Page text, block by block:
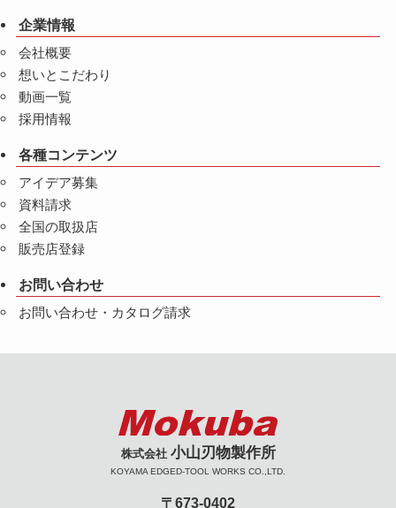
企業情報
会社概要
想いとこだわり
動画一覧
採用情報
各種コンテンツ
アイデア募集
資料請求
全国の取扱店
販売店登録
お問い合わせ
お問い合わせ・カタログ請求
株式会社 小山刃物製作所
KOYAMA EDGED-TOOL WORKS CO.,LTD.
〒673-0402